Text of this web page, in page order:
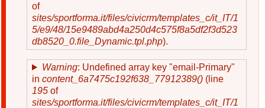
of
sites/sportforma.it/files/civicrm/templates_c/it_IT/1
5/e9/48/15e9489abd4a250d4c575f8a5df2f3d523
db8520_0.file_Dynamic.tpl.php).
Warning: Undefined array key "email-Primary"
in content_6a7475c192f638_77912389() (line
195 of
sites/sportforma.it/files/civicrm/templates_c/it_IT/1